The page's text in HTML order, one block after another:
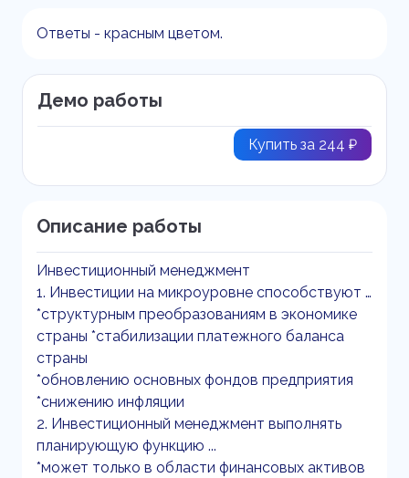
Ответы - красным цветом.
Демо работы
Купить за 244 ₽
Описание работы
Инвестиционный менеджмент
1. Инвестиции на микроуровне способствуют …
*структурным преобразованиям в экономике
страны *стабилизации платежного баланса
страны
*обновлению основных фондов предприятия
*снижению инфляции
2. Инвестиционный менеджмент выполнять
планирующую функцию ...
*может только в области финансовых активов